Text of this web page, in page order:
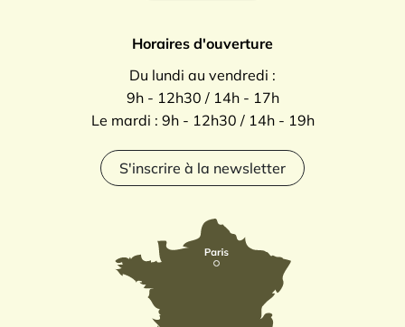
Horaires d'ouverture
Du lundi au vendredi :
9h - 12h30 / 14h - 17h
Le mardi : 9h - 12h30 / 14h - 19h
S'inscrire à la newsletter